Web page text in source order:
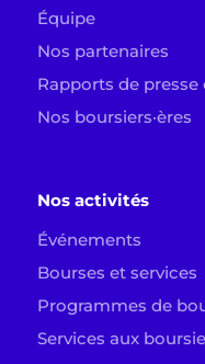
Équipe
Nos partenaires
Rapports de presse
Nos boursiers·ères
Nos activités
Événements
Bourses et services
Programmes de
Services aux